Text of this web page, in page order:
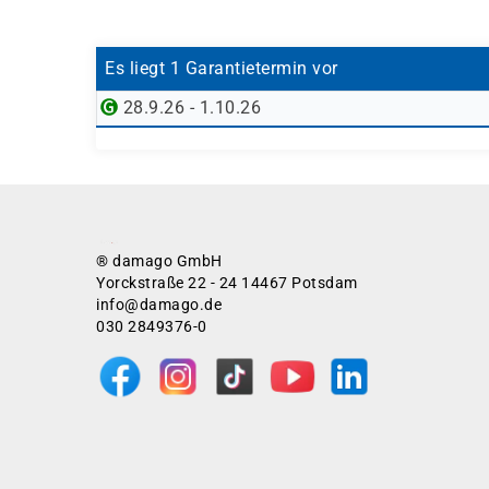
Ansible Automation Platform
Technische Verantwortliche für private
Der Kurs unterstützt Unternehmen dabei,
nachweisbar einzuhalten und wiederkehrende
Es liegt 1 Garantietermin vor
28.9.26 - 1.10.26
® damago GmbH
Yorckstraße 22 - 24 14467 Potsdam
info@damago.de
030 2849376-0